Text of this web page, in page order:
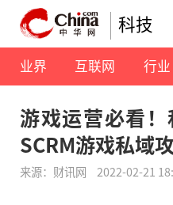
科技
业界 互联网 行业
游戏运营必看
SCRM游戏私域
来源：财讯网 2022-02-21